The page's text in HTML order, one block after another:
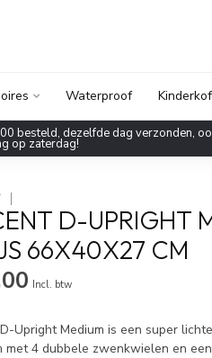
Waterproof
extra korting op alle koffers, trolleys
met de kortingscode:
D-UPRIGHT
66X40X27 CM
Incl. btw
Upright Medium is een super
met 4 dubbele zwenkwielen en